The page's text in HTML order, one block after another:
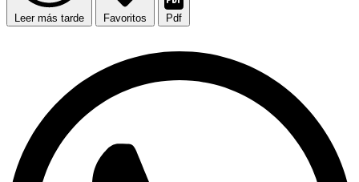
Leer más tarde Favoritos Pdf